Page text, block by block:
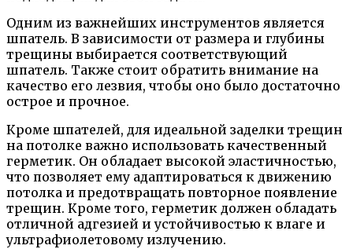
Одним из важнейших инструментов является
шпатель. В зависимости от размера и глубины
трещины выбирается соответствующий
шпатель. Также стоит обратить внимание на
качество его лезвия, чтобы оно было достаточно
острое и прочное.
Кроме шпателей, для идеальной заделки трещин
на потолке важно использовать качественный
герметик. Он обладает высокой эластичностью,
что позволяет ему адаптироваться к движению
потолка и предотвращать повторное появление
трещин. Кроме того, герметик должен обладать
отличной адгезией и устойчивостью к влаге и
ультрафиолетовому излучению.